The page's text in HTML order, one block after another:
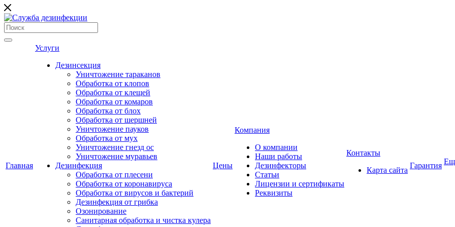
Главная
Услуги
Дезинсекция
Уничтожение тараканов
Обработка от клопов
Обработка от клещей
Обработка от комаров
Обработка от блох
Обработка от шершней
Уничтожение пауков
Обработка от мух
Уничтожение гнезд ос
Уничтожение муравьев
Дезинфекция
Обработка от плесени
Обработка от коронавируса
Обработка от вирусов и бактерий
Дезинфекция от грибка
Озонирование
Санитарная обработка и чистка кулера
Цены
Компания
О компании
Наши работы
Дезинфекторы
Статьи
Лицензии и сертификаты
Реквизиты
Контакты
Карта сайта
Гарантия